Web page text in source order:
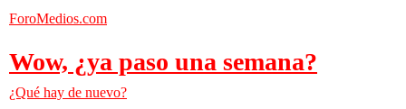
ForoMedios.com
Wow, ¿ya paso una semana?
¿Qué hay de nuevo?